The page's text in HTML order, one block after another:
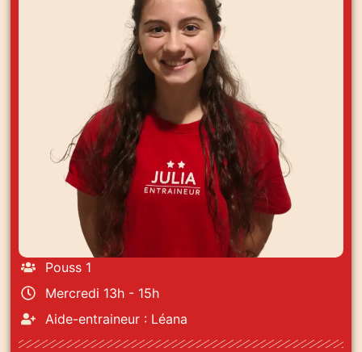
Pouss 1
Mercredi 13h - 15h
Aide-entraineur : Léana